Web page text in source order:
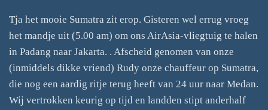
Tja het mooie Sumatra zit erop. Gisteren wel errug vroeg
het mandje uit (5.00 am) om ons AirAsia-vliegtuig te halen
in Padang naar Jakarta. . Afscheid genomen van onze
(inmiddels dikke vriend) Rudy onze chauffeur op Sumatra,
die nog een aardig ritje terug heeft van 24 uur naar Medan.
Wij vertrokken keurig op tijd en landden stipt anderhalf